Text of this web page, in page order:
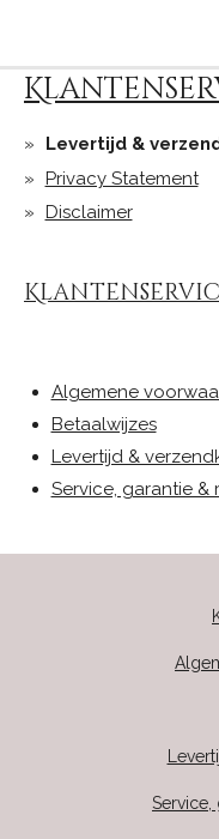
Levertijd &
Privacy Statement
Disclaimer
Algemene
Betaalwijzes
Levertijd &
Service, garantie &
Service,